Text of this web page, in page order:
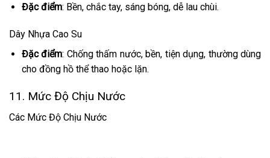
Đặc điểm: Bền, chắc tay, sáng bóng, dễ lau chùi.
Dây Nhựa Cao Su
Đặc điểm: Chống thấm nước, bền, tiện dụng, thường dùng
cho đồng hồ thể thao hoặc lặn.
11. Mức Độ Chịu Nước
Các Mức Độ Chịu Nước